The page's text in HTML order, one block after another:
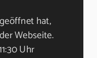
hat,
Webseite.
Uhr